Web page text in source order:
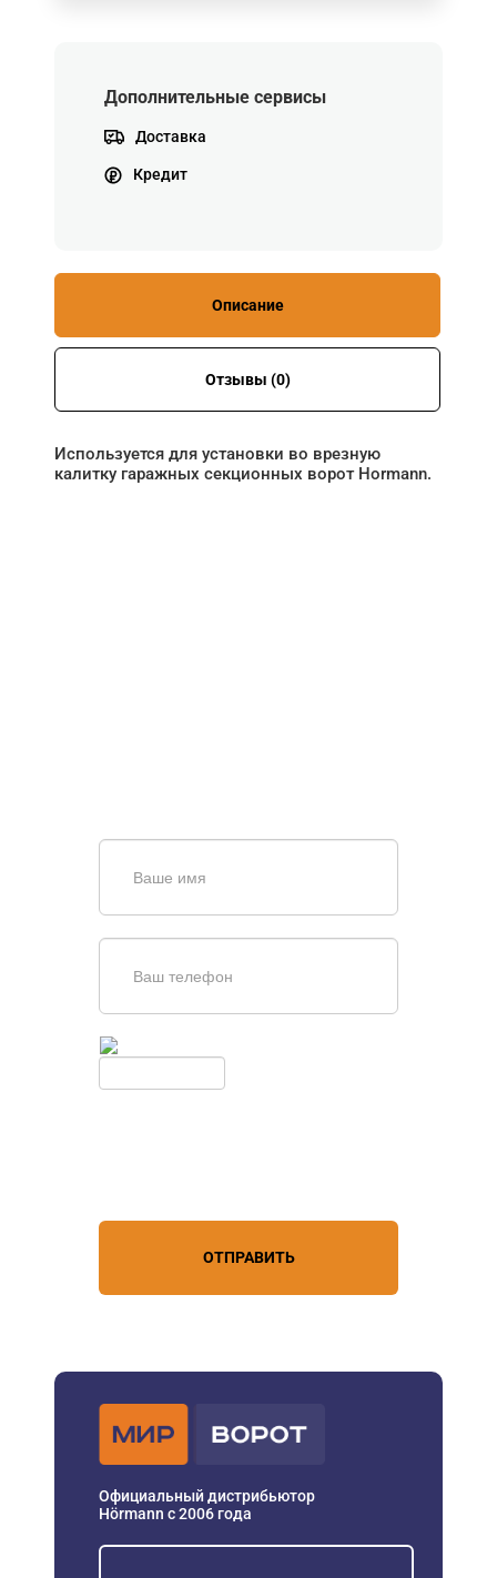
Дополнительные сервисы
Доставка
Кредит
Описание
Отзывы (0)
Используется для установки во врезную
калитку гаражных секционных ворот Hormann.
ОТПРАВИТЬ
Официальный дистрибьютор
Hörmann с 2006 года